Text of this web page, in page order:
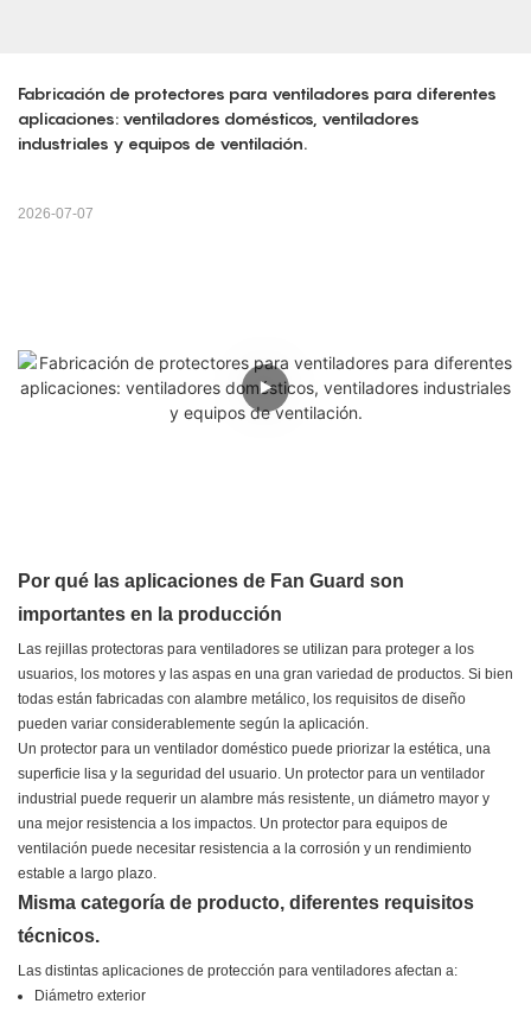
Fabricación de protectores para ventiladores para diferentes
aplicaciones: ventiladores domésticos, ventiladores
industriales y equipos de ventilación.
2026-07-07
Por qué las aplicaciones de Fan Guard son
importantes en la producción
Las rejillas protectoras para ventiladores se utilizan para proteger a los
usuarios, los motores y las aspas en una gran variedad de productos. Si bien
todas están fabricadas con alambre metálico, los requisitos de diseño
pueden variar considerablemente según la aplicación.
Un protector para un ventilador doméstico puede priorizar la estética, una
superficie lisa y la seguridad del usuario. Un protector para un ventilador
industrial puede requerir un alambre más resistente, un diámetro mayor y
una mejor resistencia a los impactos. Un protector para equipos de
ventilación puede necesitar resistencia a la corrosión y un rendimiento
estable a largo plazo.
Misma categoría de producto, diferentes requisitos
técnicos.
Las distintas aplicaciones de protección para ventiladores afectan a:
Diámetro exterior